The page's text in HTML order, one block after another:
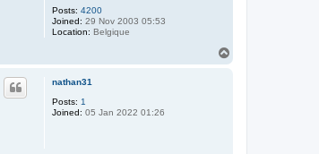
Posts: 4200
Joined: 29 Nov 2003 05:53
Location: Belgique
nathan31
Posts: 1
Joined: 05 Jan 2022 01:26